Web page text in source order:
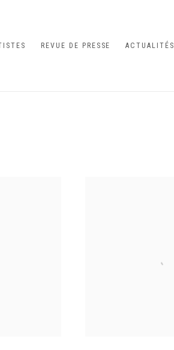
REVUE DE PRESSE ACTUALITÉS